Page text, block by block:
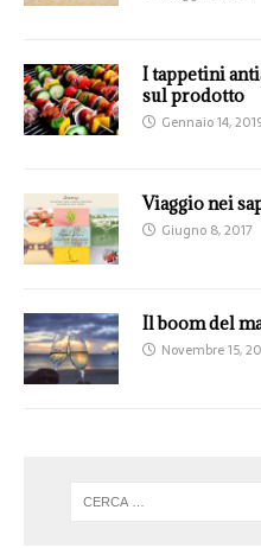
I tappetini
sul prodotto
Gennaio 14,
Viaggio nei
Giugno 8, 2017
Il boom del
Novembre 15,